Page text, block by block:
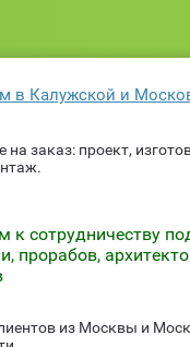
в Калужской и
на заказ: проект,
к сотрудничеству
прорабов,
из Москвы и